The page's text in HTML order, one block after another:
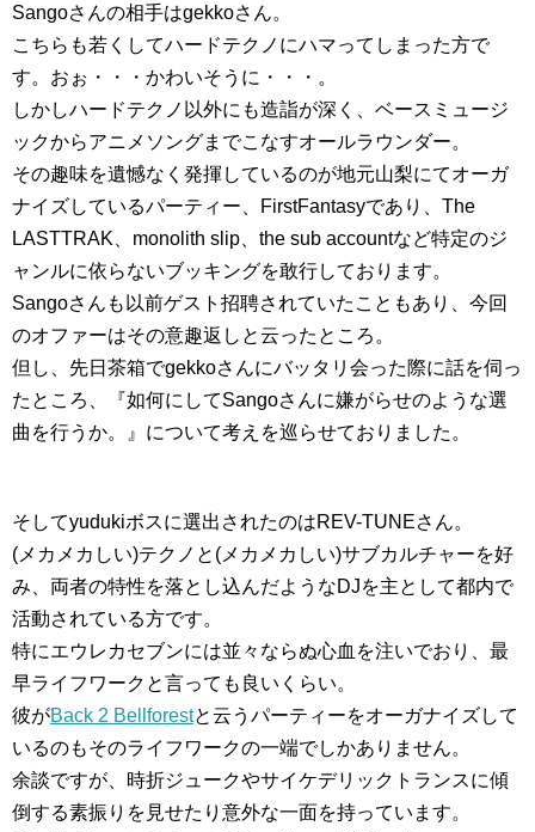
Sangoさんの相手はgekkoさん。
こちらも若くしてハードテクノにハマってしまった方で
す。おぉ・・・かわいそうに・・・。
しかしハードテクノ以外にも造詣が深く、ベースミュージ
ックからアニメソングまでこなすオールラウンダー。
その趣味を遺憾なく発揮しているのが地元山梨にてオーガ
ナイズしているパーティー、FirstFantasyであり、The
LASTTRAK、monolith slip、the sub accountなど特定のジ
ャンルに依らないブッキングを敢行しております。
Sangoさんも以前ゲスト招聘されていたこともあり、今回
のオファーはその意趣返しと云ったところ。
但し、先日茶箱でgekkoさんにバッタリ会った際に話を伺っ
たところ、『如何にしてSangoさんに嫌がらせのような選
曲を行うか。』について考えを巡らせておりました。
そしてyudukiボスに選出されたのはREV-TUNEさん。
(メカメカしい)テクノと(メカメカしい)サブカルチャーを好
み、両者の特性を落とし込んだようなDJを主として都内で
活動されている方です。
特にエウレカセブンには並々ならぬ心血を注いでおり、最
早ライフワークと言っても良いくらい。
彼がBack 2 Bellforestと云うパーティーをオーガナイズして
いるのもそのライフワークの一端でしかありません。
余談ですが、時折ジュークやサイケデリックトランスに傾
倒する素振りを見せたり意外な一面を持っています。